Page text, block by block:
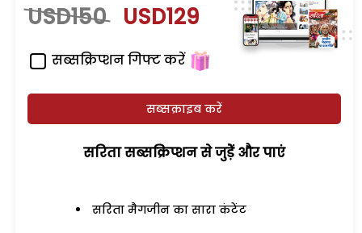
USD150 USD129
सब्सक्रिप्शन गिफ्ट करें
सब्सक्राइब करें
सरिता सब्सक्रिप्शन से जुड़ेें और पाएं
सरिता मैगजीन का सारा कंटेंट